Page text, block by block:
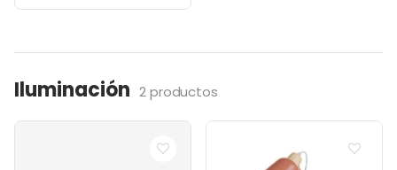
Iluminación 2 productos